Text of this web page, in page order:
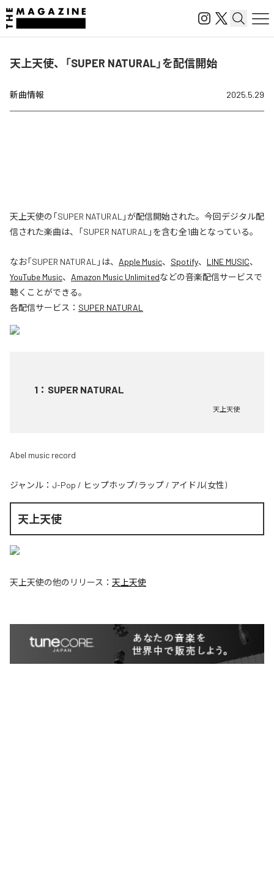
天上天使、「SUPER NATURAL」を配信開始
新曲情報 2025.5.29
天上天使の「SUPER NATURAL」が配信開始された。今回デジタル配
信された楽曲は、「SUPER NATURAL」を含む全1曲となっている。
なお「SUPER NATURAL 」は、 Apple Music、 Spotify、 LINE MUSIC、
YouTube Music、 Amazon Music Unlimitedなどの音楽配信サービスで
聴くことができる。
各配信サービス： SUPER NATURAL
1 ： SUPER NATURAL
天上天使
Abel music record
ジャンル： J-Pop / ヒップホップ/ラップ / アイドル(女性)
天上天使
天上天使の他のリリース： 天上天使